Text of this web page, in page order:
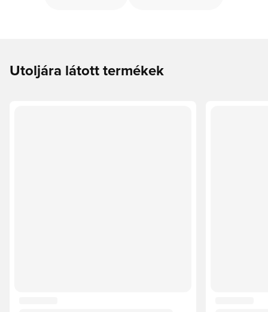
Utoljára látott termékek